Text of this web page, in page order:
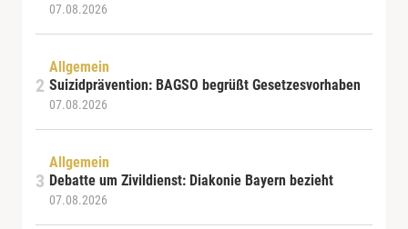
07.08.2026
Allgemein
Suizidprävention: BAGSO begrüßt Gesetzesvorhaben
07.08.2026
Allgemein
Debatte um Zivildienst: Diakonie Bayern bezieht
07.08.2026